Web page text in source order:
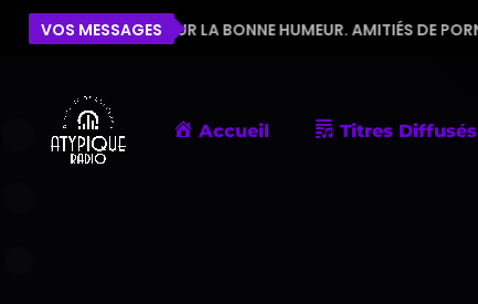
VOS MESSAGES
POUR LA BONNE HUMEUR. AMITIÉS DE PORNIC
Accueil Titres Diffusés